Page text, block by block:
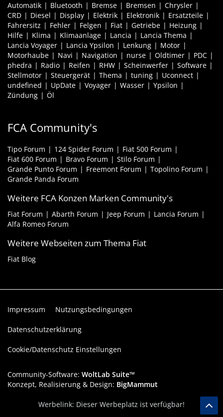
Automatik Bluetooth Bremse Bremsen
Chrysler
CRD
Diesel Display Elektrik Elektronik
Ersatzteile
Fahrersitz
Fehler Felgen Fiat Getriebe
Heizung
Hilfe
Klima Klimaanlage Lancia
Lancia Thema
Lancia Voyager
Lancia Ypsilon Lenkung
Motor
Motorhaube
Navi Navigation nurse Oldtimer
PDC
phedra
Radio Reifen RHW Scheinwerfer
Software
Stellmotor
Steuergerät Thema tuning
Uconnect
undefined
UpDate Voyager Wasser
Ypsilon
Zündung
Öl
FCA Community's
Tipo Forum 124 Spider Forum
Fiat 500 Forum
Fiat 600 Forum
Bravo Forum
Stilo Forum
Grande Punto Forum
Freemont Forum
Topolino Forum
Grande Panda Forum
Weitere FCA Konzen Marken Community's
Fiat Forum Abarth Forum Jeep Forum
Lancia Forum
Alfa Romeo Forum
Weitere Webseiten zum Thema Fiat
Fiat Blog
Impressum Nutzungsbedingungen
Datenschutzerklärung
Cookie/Datenschutz Einstellungen
Community-Software: WoltLab Suite™
Konzept, Realisierung & Design: BigMammut
Werbelink: Dieser Werbeplatz ist verfügbar!